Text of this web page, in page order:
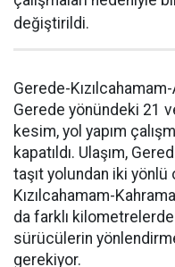
değiştirildi.
Gerede-
Gerede yönündeki 21
kesim, yol yapım
kapatıldı. Ulaşım,
taşıt yolundan iki
Kızılcahamam-
da farklı
sürücülerin
gerekiyor.